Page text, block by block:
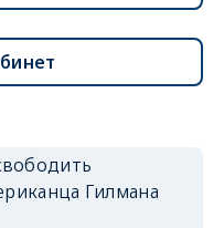
Гилмана